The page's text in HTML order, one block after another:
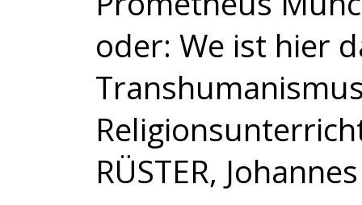
oder: We ist hier
RÜSTER, Johannes